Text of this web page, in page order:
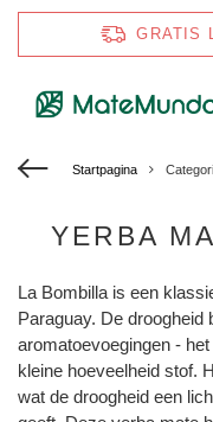
GRATIS
Startpagina
YERBA
La Bombilla is een
Paraguay. De droogheid
aromatoevoegingen -
kleine hoeveelheid stof.
wat de droogheid een